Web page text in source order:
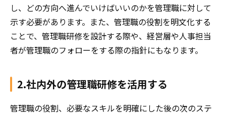
し、どの方向へ進んでいけばいいのかを管理職に対して
示す必要があります。また、管理職の役割を明文化する
ことで、管理職研修を設計する際や、経営層や人事担当
者が管理職のフォローをする際の指針にもなります。
2.社内外の管理職研修を活用する
管理職の役割、必要なスキルを明確にした後の次のステ